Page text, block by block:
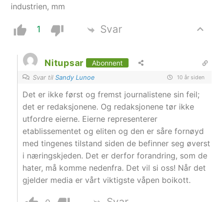
industrien, mm
1 Svar
Nitupsar Abonnent
Svar tilSandy Lunoe 10 år siden
Det er ikke først og fremst journalistene sin feil;
det er redaksjonene. Og redaksjonene tør ikke
utfordre eierne. Eierne representerer
etablissementet og eliten og den er såre fornøyd
med tingenes tilstand siden de befinner seg øverst
i næringskjeden. Det er derfor forandring, som de
hater, må komme nedenfra. Det vil si oss! Når det
gjelder media er vårt viktigste våpen boikott.